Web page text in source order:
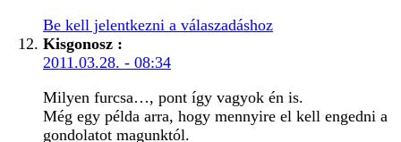
Be kell jelentkezni a válaszadáshoz
Kisgonosz :
2011.03.28. - 08:34
Milyen furcsa…, pont így vagyok én is.
Még egy példa arra, hogy mennyire el kell engedni a
gondolatot magunktól.